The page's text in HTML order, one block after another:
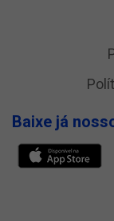
Baixe já